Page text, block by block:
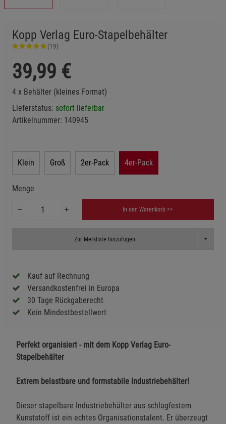
Kopp Verlag Euro-Stapelbehälter
(19)
39,99 €
4 x Behälter (kleines Format)
Lieferstatus: sofort lieferbar
Artikelnummer: 140945
Klein Groß 2er-Pack 4er-Pack
Menge
In den Warenkorb >>
Zur Merkliste hinzufügen Toggle
Kauf auf Rechnung
Versandkostenfrei in Europa
30 Tage Rückgaberecht
Kein Mindestbestellwert
Perfekt organisiert - mit dem Kopp Verlag Euro-
Stapelbehälter
Extrem belastbare und formstabile Industriebehälter!
Dieser stapelbare Industriebehälter aus schlagfestem
Kunststoff ist ein echtes Organisationstalent. Er überzeugt